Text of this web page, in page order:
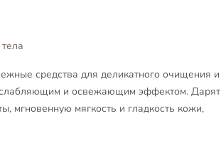
средства для деликатного очищения и
и освежающим эффектом. Дарят
мгновенную мягкость и гладкость кожи,